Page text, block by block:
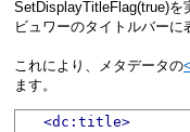
SetDisplayTitleFlag(true)を
ビュワーのタイトルバーに
これにより、メタデータの
ます。
<dc:title>